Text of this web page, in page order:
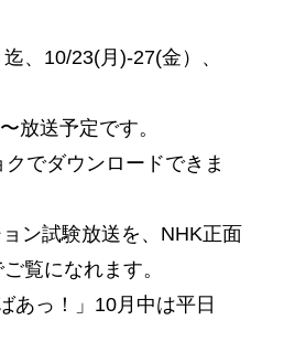
、10/23(月)-27(金）、
放送予定です。
クでダウンロードできま
ン試験放送を、NHK正面
覧になれます。
あっ！」10月中は平日